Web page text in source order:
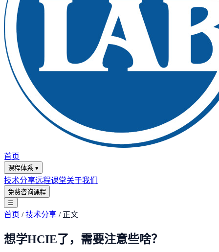
首页
课程体系 ▾
技术分享远程课堂关于我们
免费咨询课程
☰
首页 /技术分享 / 正文
想学HCIE了，需要注意些啥？